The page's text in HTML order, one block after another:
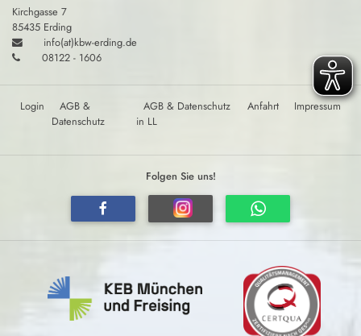
Kirchgasse 7
85435 Erding
info(at)kbw-erding.de
08122 - 1606
Login
AGB &
Datenschutz
AGB & Datenschutz
in LL
Anfahrt Impressum
Folgen Sie uns!